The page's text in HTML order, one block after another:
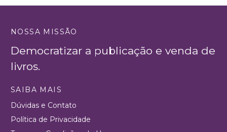
NOSSA MISSÃO
Democratizar a publicação e venda de
livros.
SAIBA MAIS
Dúvidas e Contato
Política de Privacidade